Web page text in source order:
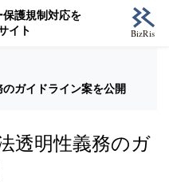
護規制対応を
イト
ガイドライン案を公開
透明性義務のガ